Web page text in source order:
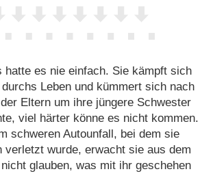
hatte es nie einfach. Sie kämpft sich
Leben und kümmert sich nach
Eltern um ihre jüngere Schwester
viel härter könne es nicht kommen.
schweren Autounfall, bei dem sie
verletzt wurde, erwacht sie aus dem
glauben, was mit ihr geschehen